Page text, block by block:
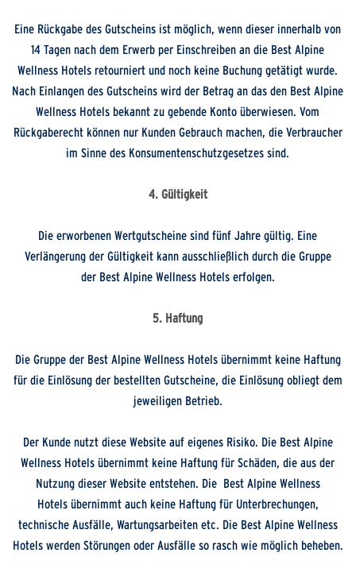
Eine Rückgabe des Gutscheins ist möglich, wenn dieser innerhalb von
14 Tagen nach dem Erwerb per Einschreiben an die Best Alpine
Wellness Hotels retourniert und noch keine Buchung getätigt wurde.
Nach Einlangen des Gutscheins wird der Betrag an das den Best Alpine
Wellness Hotels bekannt zu gebende Konto überwiesen. Vom
Rückgaberecht können nur Kunden Gebrauch machen, die Verbraucher
im Sinne des Konsumentenschutzgesetzes sind.
4. Gültigkeit
Die erworbenen Wertgutscheine sind fünf Jahre gültig. Eine
Verlängerung der Gültigkeit kann ausschließlich durch die Gruppe
der Best Alpine Wellness Hotels erfolgen.
5. Haftung
Die Gruppe der Best Alpine Wellness Hotels übernimmt keine Haftung
für die Einlösung der bestellten Gutscheine, die Einlösung obliegt dem
jeweiligen Betrieb.
Der Kunde nutzt diese Website auf eigenes Risiko. Die Best Alpine
Wellness Hotels übernimmt keine Haftung für Schäden, die aus der
Nutzung dieser Website entstehen. Die Best Alpine Wellness
Hotels übernimmt auch keine Haftung für Unterbrechungen,
technische Ausfälle, Wartungsarbeiten etc. Die Best Alpine Wellness
Hotels werden Störungen oder Ausfälle so rasch wie möglich beheben.